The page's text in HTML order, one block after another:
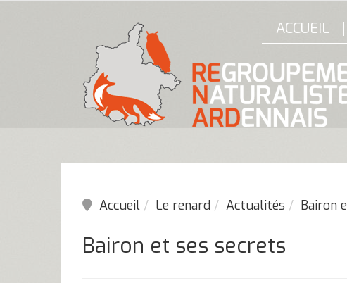
ACCUEIL
Accueil Le renard Actualités Bairon
Bairon et ses secrets